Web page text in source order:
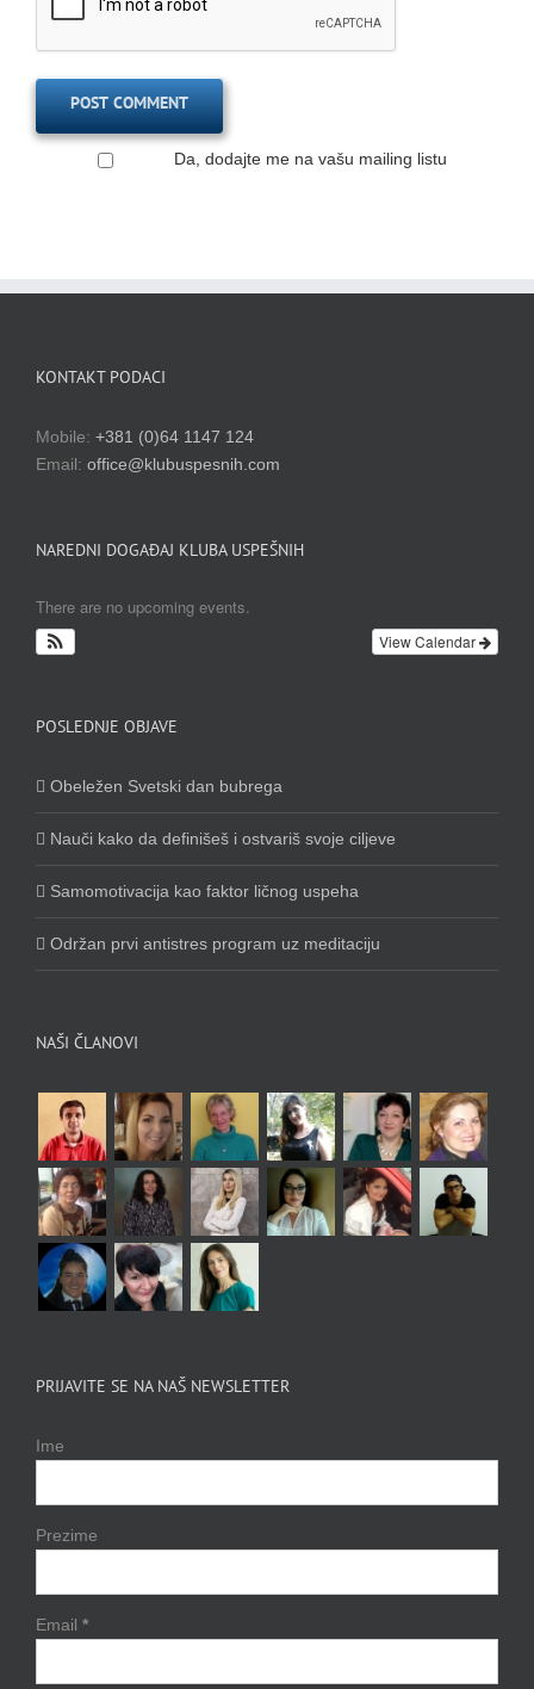
Da, dodajte me na vašu mailing listu
KONTAKT PODACI
Mobile: +381 (0)64 1147 124
Email: office@klubuspesnih.com
NAREDNI DOGAĐAJ KLUBA USPEŠNIH
There are no upcoming events.
View Calendar
POSLEDNJE OBJAVE
Obeležen Svetski dan bubrega
Nauči kako da definišeš i ostvariš svoje ciljeve
Samomotivacija kao faktor ličnog uspeha
Održan prvi antistres program uz meditaciju
NAŠI ČLANOVI
PRIJAVITE SE NA NAŠ NEWSLETTER
Ime
Prezime
Email *